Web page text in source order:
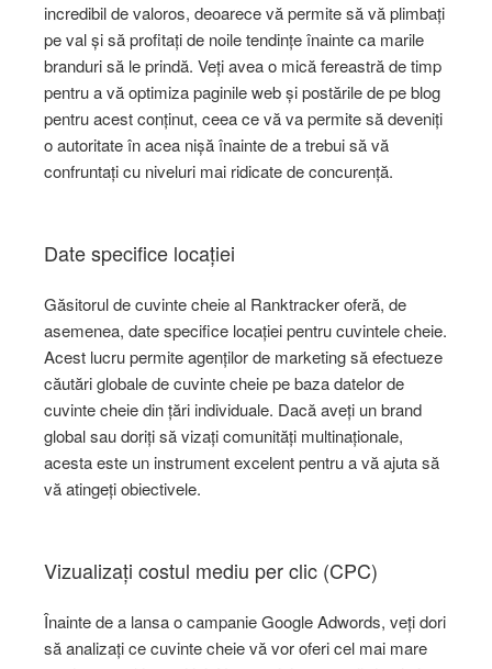
incredibil de valoros, deoarece vă permite să vă plimbați
pe val și să profitați de noile tendințe înainte ca marile
branduri să le prindă. Veți avea o mică fereastră de timp
pentru a vă optimiza paginile web și postările de pe blog
pentru acest conținut, ceea ce vă va permite să deveniți
o autoritate în acea nișă înainte de a trebui să vă
confruntați cu niveluri mai ridicate de concurență.
Date specifice locației
Găsitorul de cuvinte cheie al Ranktracker oferă, de
asemenea, date specifice locației pentru cuvintele cheie.
Acest lucru permite agenților de marketing să efectueze
căutări globale de cuvinte cheie pe baza datelor de
cuvinte cheie din țări individuale. Dacă aveți un brand
global sau doriți să vizați comunități multinaționale,
acesta este un instrument excelent pentru a vă ajuta să
vă atingeți obiectivele.
Vizualizați costul mediu per clic (CPC)
Înainte de a lansa o campanie Google Adwords, veți dori
să analizați ce cuvinte cheie vă vor oferi cel mai mare